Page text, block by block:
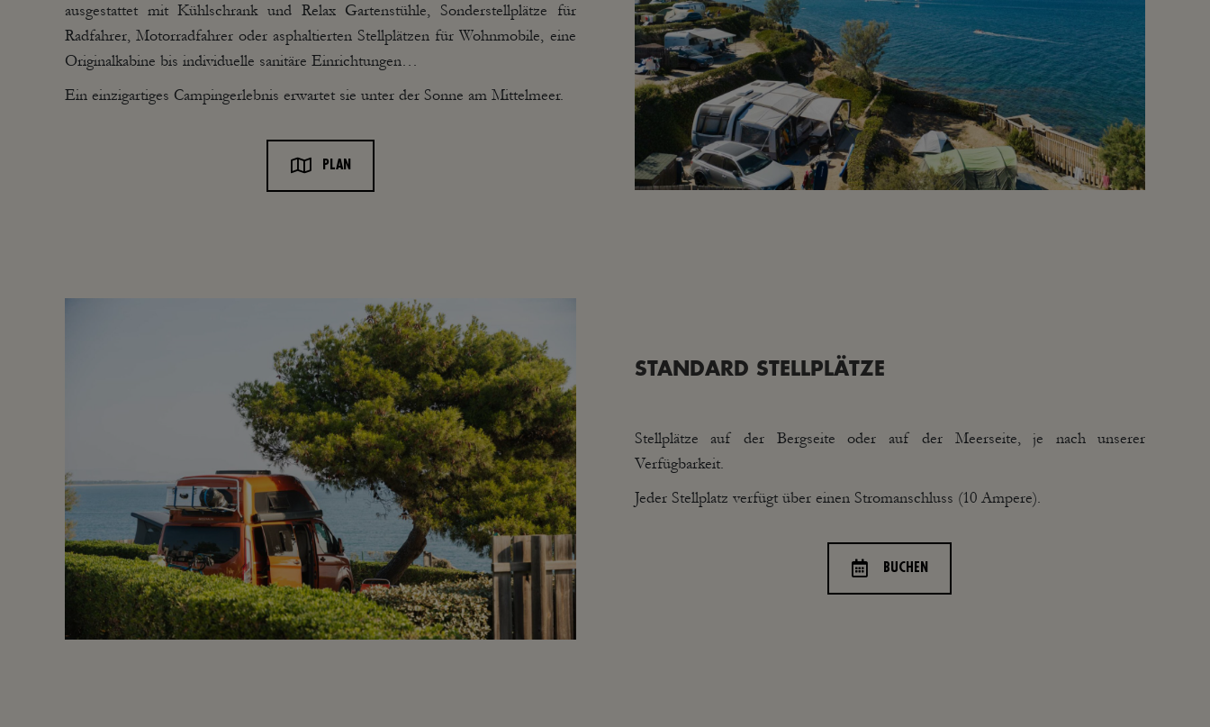
ausgestattet mit Kühlschrank und Relax Gartenstühle, Sonderstellplätze für
Radfahrer, Motorradfahrer oder asphaltierten Stellplätzen für Wohnmobile, eine
Originalkabine bis individuelle sanitäre Einrichtungen…
Ein einzigartiges Campingerlebnis erwartet sie unter der Sonne am Mittelmeer.
PLAN
STANDARD STELLPLÄTZE
Stellplätze auf der Bergseite oder auf der Meerseite, je nach unserer
Verfügbarkeit.
Jeder Stellplatz verfügt über einen Stromanschluss (10 Ampere).
BUCHEN